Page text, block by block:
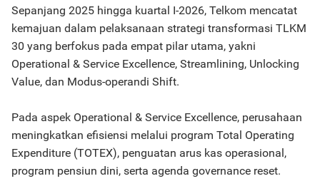
Sepanjang 2025 hingga kuartal I-2026, Telkom mencatat
kemajuan dalam pelaksanaan strategi transformasi TLKM
30 yang berfokus pada empat pilar utama, yakni
Operational & Service Excellence, Streamlining, Unlocking
Value, dan Modus-operandi Shift.
Pada aspek Operational & Service Excellence, perusahaan
meningkatkan efisiensi melalui program Total Operating
Expenditure (TOTEX), penguatan arus kas operasional,
program pensiun dini, serta agenda governance reset.